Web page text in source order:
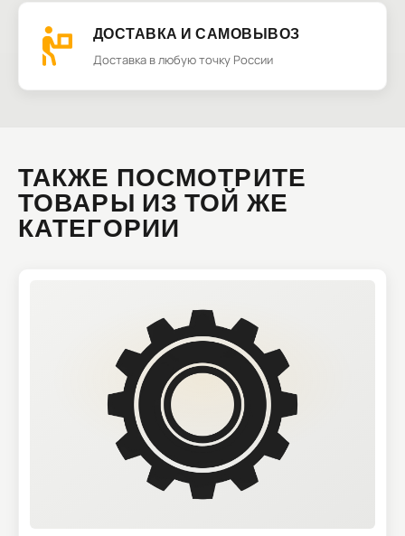
ДОСТАВКА И САМОВЫВОЗ
Доставка в любую точку России
ТАКЖЕ ПОСМОТРИТЕ
ТОВАРЫ ИЗ ТОЙ ЖЕ
КАТЕГОРИИ